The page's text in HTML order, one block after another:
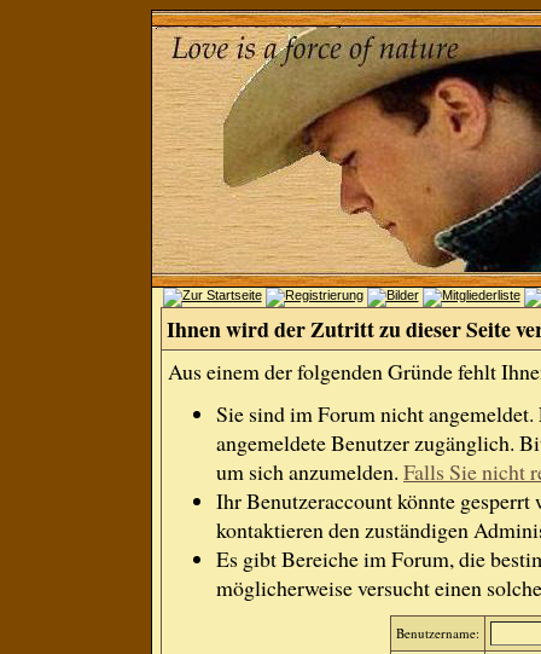
Ihnen wird der Zutritt zu dieser Seite
Aus einem der folgenden Gründe fehlt
Sie sind im Forum nicht
angemeldete Benutzer zugänglich.
um sich anzumelden. Falls Sie nicht
Ihr Benutzeraccount könnte gesperrt
kontaktieren den zuständigen
Es gibt Bereiche im Forum, die
möglicherweise versucht einen
Benutzername: